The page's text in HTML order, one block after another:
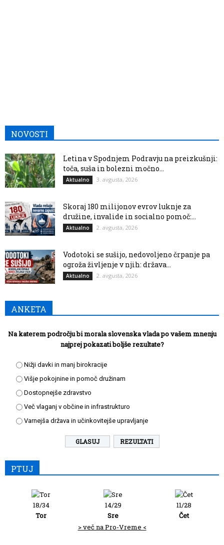
NOVOSTI
Letina v Spodnjem Podravju na preizkušnji:
toča, suša in bolezni močno...
Aktualno 3. avgusta, 2026
Skoraj 180 milijonov evrov luknje za
družine, invalide in socialno pomoč:...
Aktualno 2. avgusta, 2026
Vodotoki se sušijo, nedovoljeno črpanje pa
ogroža življenje v njih: država...
Aktualno 2. avgusta, 2026
ANKETA
Na katerem področju bi morala slovenska vlada po vašem mnenju
najprej pokazati boljše rezultate?
Nižji davki in manj birokracije
Višje pokojnine in pomoč družinam
Dostopnejše zdravstvo
Več vlaganj v občine in infrastrukturo
Varnejša država in učinkovitejše upravljanje
REZULTATI
PTUJ
18/34
Tor
14/29
Sre
11/28
Čet
> več na Pro-Vreme <